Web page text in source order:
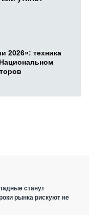
2026»: техника
станут
рынка рискуют не